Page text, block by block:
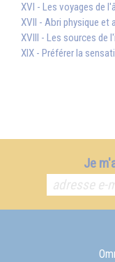
XVI - Les voyages de
XVII - Abri physique et
XVIII - Les sources de
XIX - Préférer la
Je